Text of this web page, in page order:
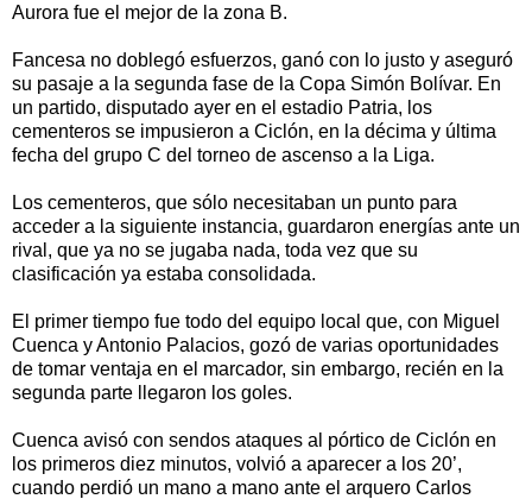
Aurora fue el mejor de la zona B.
Fancesa no doblegó esfuerzos, ganó con lo justo y aseguró
su pasaje a la segunda fase de la Copa Simón Bolívar. En
un partido, disputado ayer en el estadio Patria, los
cementeros se impusieron a Ciclón, en la décima y última
fecha del grupo C del torneo de ascenso a la Liga.
Los cementeros, que sólo necesitaban un punto para
acceder a la siguiente instancia, guardaron energías ante un
rival, que ya no se jugaba nada, toda vez que su
clasificación ya estaba consolidada.
El primer tiempo fue todo del equipo local que, con Miguel
Cuenca y Antonio Palacios, gozó de varias oportunidades
de tomar ventaja en el marcador, sin embargo, recién en la
segunda parte llegaron los goles.
Cuenca avisó con sendos ataques al pórtico de Ciclón en
los primeros diez minutos, volvió a aparecer a los 20’,
cuando perdió un mano a mano ante el arquero Carlos